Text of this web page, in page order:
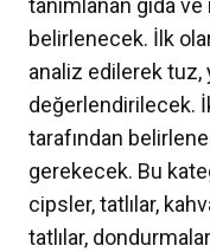
tanımlanan gıda
belirlenecek. İlk
analiz edilerek tuz,
değerlendirilecek.
tarafından
gerekecek. Bu
cipsler, tatlılar,
tatlılar,